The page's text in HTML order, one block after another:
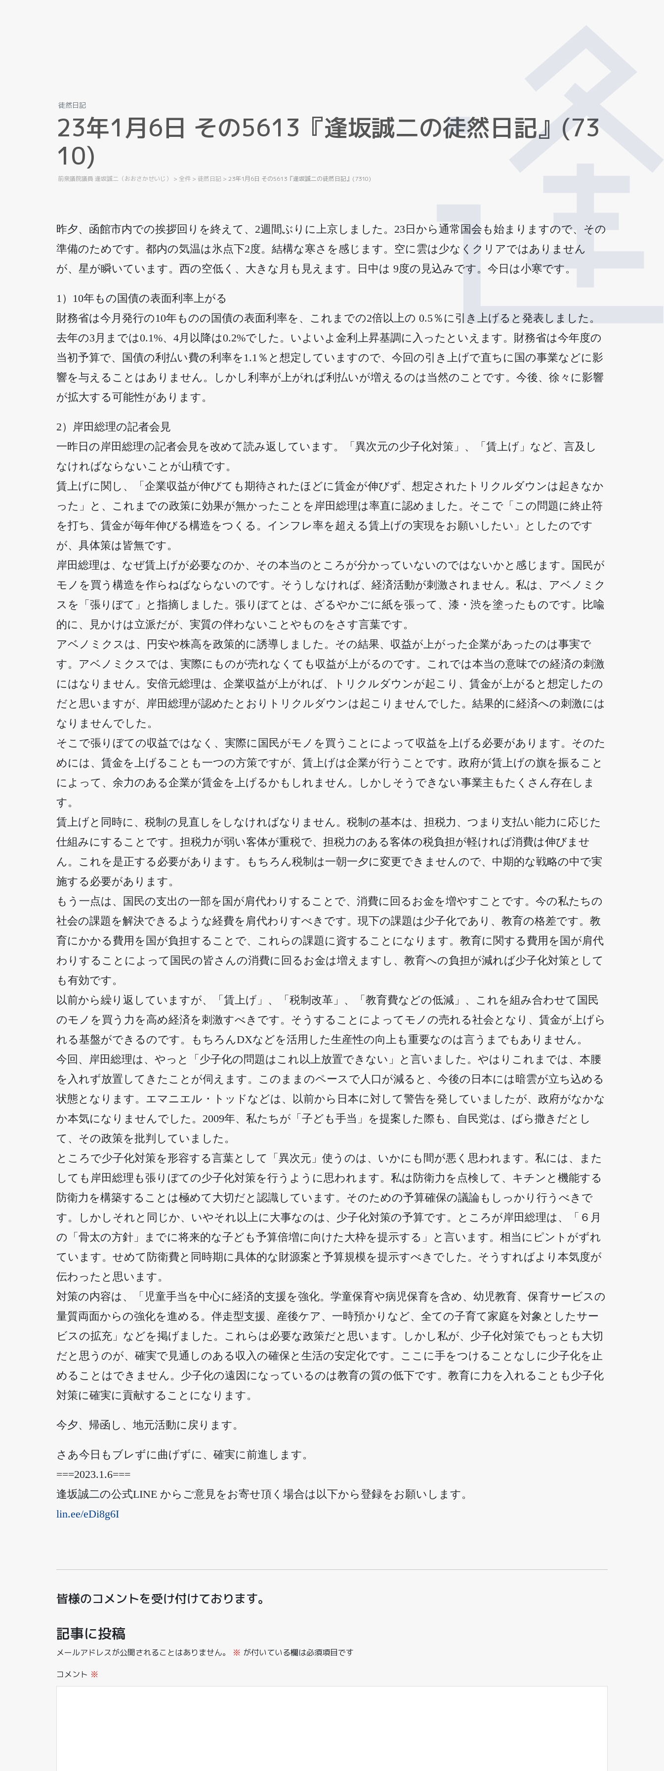
徒然日記
23年1月6日 その561 3 『逢坂誠二の徒然日記』 (73
10)
前衆議院議員 逢坂誠二（おおさかせいじ） > 全件 > 徒然日記 >23年1月6日 その5613『逢坂誠二の徒然日記』(7310)
昨夕、函館市内での挨拶回りを終えて、2週間ぶりに上京しました。23日から通常国会も始まりますので、その
準備のためです。都内の気温は氷点下2度。結構な寒さを感じます。空に雲は少なくクリアではありません
が、星が瞬いています。西の空低く、大きな月も見えます。日中は 9度の見込みです。今日は小寒です。
1）10年もの国債の表面利率上がる
財務省は今月発行の10年ものの国債の表面利率を、これまでの2倍以上の 0.5％に引き上げると発表しました。
去年の3月までは0.1%、4月以降は0.2%でした。いよいよ金利上昇基調に入ったといえます。財務省は今年度の
当初予算で、国債の利払い費の利率を1.1％と想定していますので、今回の引き上げで直ちに国の事業などに影
響を与えることはありません。しかし利率が上がれば利払いが増えるのは当然のことです。今後、徐々に影響
が拡大する可能性があります。
2）岸田総理の記者会見
一昨日の岸田総理の記者会見を改めて読み返しています。「異次元の少子化対策」、「賃上げ」など、言及し
なければならないことが山積です。
賃上げに関し、「企業収益が伸びても期待されたほどに賃金が伸びず、想定されたトリクルダウンは起きなか
った」と、これまでの政策に効果が無かったことを岸田総理は率直に認めました。そこで「この問題に終止符
を打ち、賃金が毎年伸びる構造をつくる。インフレ率を超える賃上げの実現をお願いしたい」としたのです
が、具体策は皆無です。
岸田総理は、なぜ賃上げが必要なのか、その本当のところが分かっていないのではないかと感じます。国民が
モノを買う構造を作らねばならないのです。そうしなければ、経済活動が刺激されません。私は、アベノミク
スを「張りぼて」と指摘しました。張りぼてとは、ざるやかごに紙を張って、漆・渋を塗ったものです。比喩
的に、見かけは立派だが、実質の伴わないことやものをさす言葉です。
アベノミクスは、円安や株高を政策的に誘導しました。その結果、収益が上がった企業があったのは事実で
す。アベノミクスでは、実際にものが売れなくても収益が上がるのです。これでは本当の意味での経済の刺激
にはなりません。安倍元総理は、企業収益が上がれば、トリクルダウンが起こり、賃金が上がると想定したの
だと思いますが、岸田総理が認めたとおりトリクルダウンは起こりませんでした。結果的に経済への刺激には
なりませんでした。
そこで張りぼての収益ではなく、実際に国民がモノを買うことによって収益を上げる必要があります。そのた
めには、賃金を上げることも一つの方策ですが、賃上げは企業が行うことです。政府が賃上げの旗を振ること
によって、余力のある企業が賃金を上げるかもしれません。しかしそうできない事業主もたくさん存在しま
す。
賃上げと同時に、税制の見直しをしなければなりません。税制の基本は、担税力、つまり支払い能力に応じた
仕組みにすることです。担税力が弱い客体が重税で、担税力のある客体の税負担が軽ければ消費は伸びませ
ん。これを是正する必要があります。もちろん税制は一朝一夕に変更できませんので、中期的な戦略の中で実
施する必要があります。
もう一点は、国民の支出の一部を国が肩代わりすることで、消費に回るお金を増やすことです。今の私たちの
社会の課題を解決できるような経費を肩代わりすべきです。現下の課題は少子化であり、教育の格差です。教
育にかかる費用を国が負担することで、これらの課題に資することになります。教育に関する費用を国が肩代
わりすることによって国民の皆さんの消費に回るお金は増えますし、教育への負担が減れば少子化対策として
も有効です。
以前から繰り返していますが、「賃上げ」、「税制改革」、「教育費などの低減」、これを組み合わせて国民
のモノを買う力を高め経済を刺激すべきです。そうすることによってモノの売れる社会となり、賃金が上げら
れる基盤ができるのです。もちろんDXなどを活用した生産性の向上も重要なのは言うまでもありません。
今回、岸田総理は、やっと「少子化の問題はこれ以上放置できない」と言いました。やはりこれまでは、本腰
を入れず放置してきたことが伺えます。このままのペースで人口が減ると、今後の日本には暗雲が立ち込める
状態となります。エマニエル・トッドなどは、以前から日本に対して警告を発していましたが、政府がなかな
か本気になりませんでした。2009年、私たちが「子ども手当」を提案した際も、自民党は、ばら撒きだとし
て、その政策を批判していました。
ところで少子化対策を形容する言葉として「異次元」使うのは、いかにも間が悪く思われます。私には、また
しても岸田総理も張りぼての少子化対策を行うように思われます。私は防衛力を点検して、キチンと機能する
防衛力を構築することは極めて大切だと認識しています。そのための予算確保の議論もしっかり行うべきで
す。しかしそれと同じか、いやそれ以上に大事なのは、少子化対策の予算です。ところが岸田総理は、「６月
の「骨太の方針」までに将来的な子ども予算倍増に向けた大枠を提示する」と言います。相当にピントがずれ
ています。せめて防衛費と同時期に具体的な財源案と予算規模を提示すべきでした。そうすればより本気度が
伝わったと思います。
対策の内容は、「児童手当を中心に経済的支援を強化。学童保育や病児保育を含め、幼児教育、保育サービスの
量質両面からの強化を進める。伴走型支援、産後ケア、一時預かりなど、全ての子育て家庭を対象としたサー
ビスの拡充」などを掲げました。これらは必要な政策だと思います。しかし私が、少子化対策でもっとも大切
だと思うのが、確実で見通しのある収入の確保と生活の安定化です。ここに手をつけることなしに少子化を止
めることはできません。少子化の遠因になっているのは教育の質の低下です。教育に力を入れることも少子化
対策に確実に貢献することになります。
今夕、帰函し、地元活動に戻ります。
さあ今日もブレずに曲げずに、確実に前進します。
===2023.1.6===
逢坂誠二の公式LINE からご意見をお寄せ頂く場合は以下から登録をお願いします。
lin.ee/eDi8g6I
皆様のコメントを受け付けております。
記事に投稿
メールアドレスが公開されることはありません。 ※ が付いている欄は必須項目です
コメント ※